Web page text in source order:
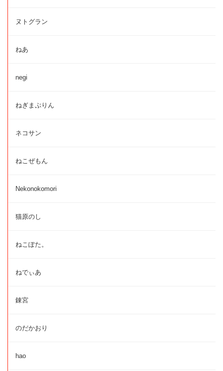
ヌトグラン
ねあ
negi
ねぎまぷりん
ネコサン
ねこぜもん
Nekonokomori
猫原のし
ねこぽた。
ねでぃあ
錬宮
のだかおり
hao